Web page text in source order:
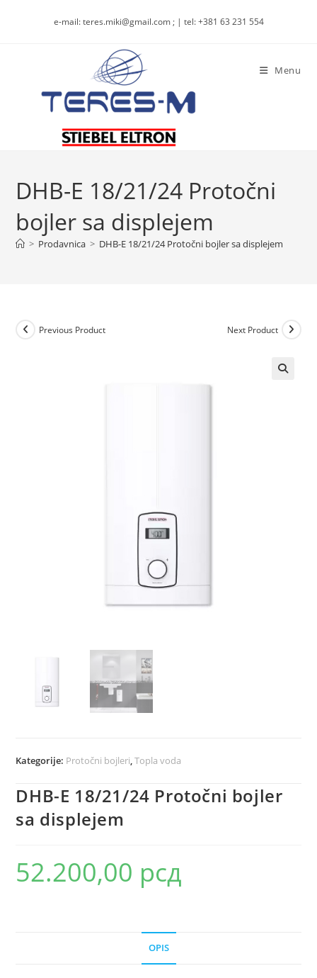
e-mail: teres.miki@gmail.com ; | tel: +381 63 231 554
Menu
DHB-E 18/21/24 Protočni
bojler sa displejem
> Prodavnica > DHB-E 18/21/24 Protočni bojler sa displejem
Previous Product Next Product
Kategorije: Protočni bojleri,Topla voda
DHB-E 18/21/24 Protočni bojler
sa displejem
52.200,00 рсд
OPIS